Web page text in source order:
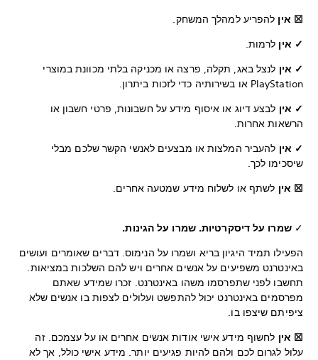
☒ אין להפריע למהלך המשחק.
✓ אין לרמות.
✓ אין לנצל באג, תקלה, פרצה או מכניקה בלתי מכוונת במוצרי
PlayStation או בשירותיה כדי לזכות ביתרון.
✓ אין לבצע דיוג או איסוף מידע על חשבונות, פרטי חשבון או
הרשאות אחרות.
✓ אין להעביר המלצות או מבצעים לאנשי הקשר שלכם מבלי
שיסכימו לכך.
☒ אין לשתף או לשלוח מידע שמטעה אחרים.
✓שמרו על דיסקרטיות. שמרו על הגינות.
הפעילו תמיד היגיון בריא ושמרו על הנימוס. דברים שאומרים ועושים
באינטרנט משפיעים על אנשים אחרים ויש להם השלכות במציאות.
תחשבו לפני שתפרסמו משהו באינטרנט. זכרו שמידע שאתם
מפרסמים באינטרנט יכול להתפשט ועלולים לצפות בו אנשים שלא
ציפיתם שיצפו בו.
לחשוף מידע אישי אודות אנשים אחרים או על עצמכם. זה
עלול לגרום לכם ולהם להיות פגיעים יותר. מידע אישי כולל, אך לא